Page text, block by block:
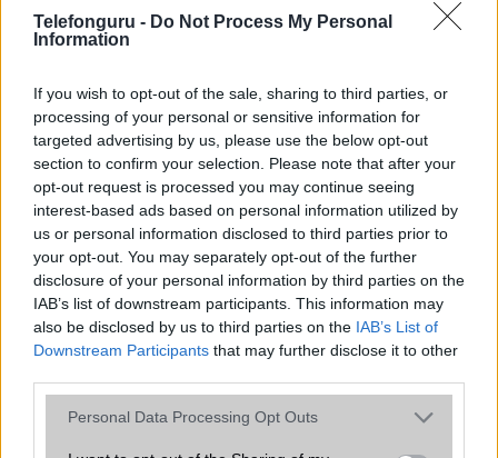
Telefonguru - Do Not Process My Personal
Information
If you wish to opt-out of the sale, sharing to third parties, or
processing of your personal or sensitive information for
targeted advertising by us, please use the below opt-out
section to confirm your selection. Please note that after your
opt-out request is processed you may continue seeing
interest-based ads based on personal information utilized by
us or personal information disclosed to third parties prior to
your opt-out. You may separately opt-out of the further
disclosure of your personal information by third parties on the
IAB’s list of downstream participants. This information may
also be disclosed by us to third parties on the IAB’s List of
Downstream Participants that may further disclose it to other
Please note that this website/app uses one or more Google
Personal Data Processing Opt Outs
Java
SNS integráció alap szolgáltatás
Organizer alap szolgáltatás
T9 szótár alkalmazás független szótár
Office alkalmazások alap szolgáltatás
Iránytũ ecompass
Extrák Nincs
Vibra jelzés alap szolgáltatás